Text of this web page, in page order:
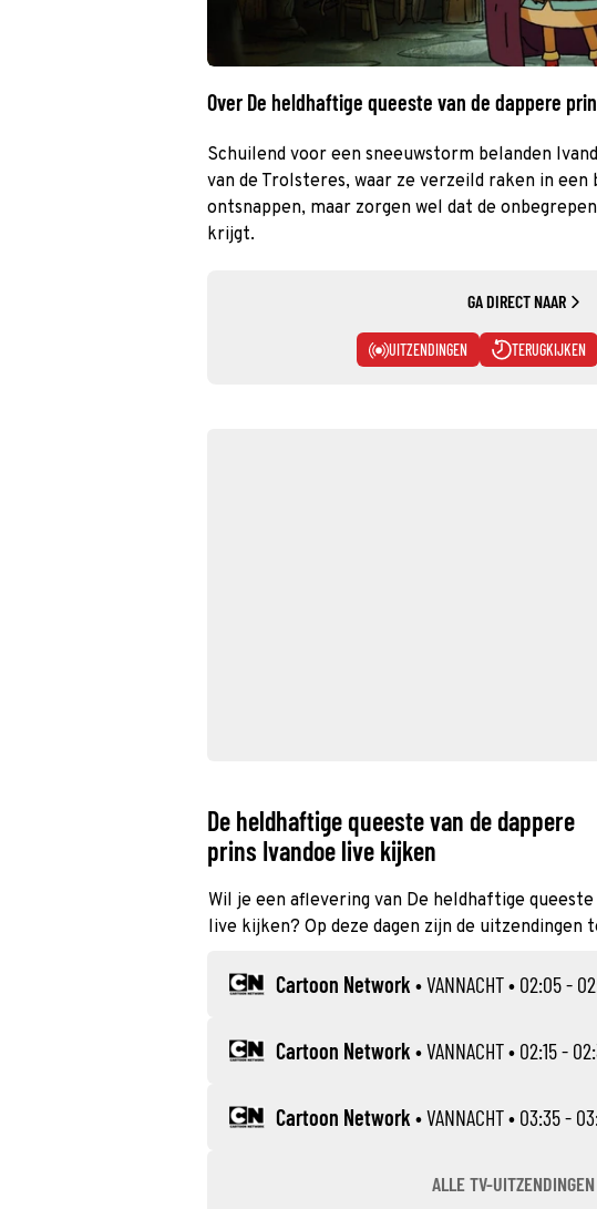
Over De heldhaftige queeste van de dappere
Schuilend voor een sneeuwstorm belanden
van de Trolsteres, waar ze verzeild raken in
ontsnappen, maar zorgen wel dat de
krijgt.
GA DIRECT NAAR
UITZENDINGEN TERUGKIJKEN
De heldhaftige queeste van de dappere
prins Ivandoe live kijken
Wil je een aflevering van De heldhaftige
live kijken? Op deze dagen zijn de uitzendingen
Cartoon Network •VANNACHT• 02:05 -
Cartoon Network •VANNACHT• 02:15 -
Cartoon Network •VANNACHT• 03:35 -
ALLE TV-